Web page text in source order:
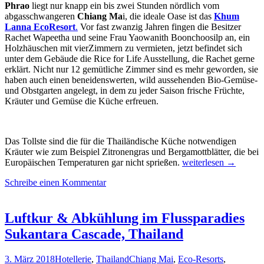
Phrao liegt nur knapp ein bis zwei Stunden nördlich vom
abgasschwangeren Chiang Mai, die ideale Oase ist das Khum
Lanna EcoResort. Vor fast zwanzig Jahren fingen die Besitzer
Rachet Wapeetha und seine Frau Yaowanith Boonchoosilp an, ein
Holzhäuschen mit vierZimmern zu vermieten, jetzt befindet sich
unter dem Gebäude die Rice for Life Ausstellung, die Rachet gerne
erklärt. Nicht nur 12 gemütliche Zimmer sind es mehr geworden, sie
haben auch einen beneidenswerten, wild aussehenden Bio-Gemüse-
und Obstgarten angelegt, in dem zu jeder Saison frische Früchte,
Kräuter und Gemüse die Küche erfreuen.
Das Tollste sind die für die Thailändische Küche notwendigen
Kräuter wie zum Beispiel Zitronengras und Bergamottblätter, die bei
Europäischen Temperaturen gar nicht sprießen. Nachhaltigkeit
&
Gourmet-
Genüssen
Khum
weiterlesen →
Schreibe einen Kommentar
Luftkur & Abkühlung im Flussparadies
Sukantara Cascade, Thailand
3. März 2018Hotellerie, ThailandChiang Mai, Eco-Resorts,